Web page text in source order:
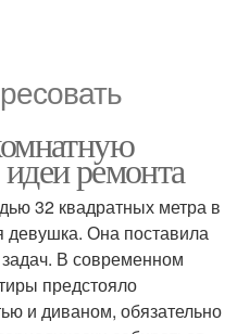
ремонта
32 квадратных метра в
Она поставила
В современном
предстояло
и диваном, обязательно